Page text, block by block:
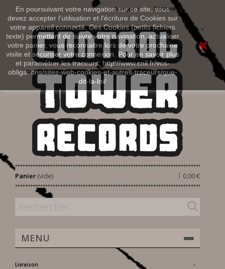
En poursuivant votre navigation sur ce site, vous
devez accepter l’utilisation et l'écriture de Cookies sur
votre appareil connecté. Ces Cookies (petits fichiers
texte) permettent de suivre votre navigation, actualiser
votre panier, vous reconnaitre lors de votre prochaine
visite et sécuriser votre connexion. Pour en savoir plus
et paramétrer les traceurs: http://www.cnil.fr/vos-
obligations/sites-web-cookies-et-autres-traceurs/que-
dit-la-loi/
Connexion
Français
Panier 0,00 €
|
(vide)
MENU
Livraison